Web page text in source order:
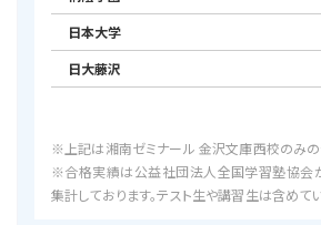
釜利谷中 中３ 社会 ３→４ １
西金沢学園 中２ 理科 ３→４
西金沢学園 中３ 社会 ３→４
※上記は総合進学コース金沢文庫
生徒さんの結果の一部です。体験
ません。
■講師からのコメント
高校生活初めての定期テスト、湘
最高のスタートダッシュおめでとう！
日本大学
日大藤沢
※上記は湘南ゼミナール 金沢文庫西校のみの
※合格実績は公益社団法人全国学習塾協会
集計しております。テスト生や講習生は含めて